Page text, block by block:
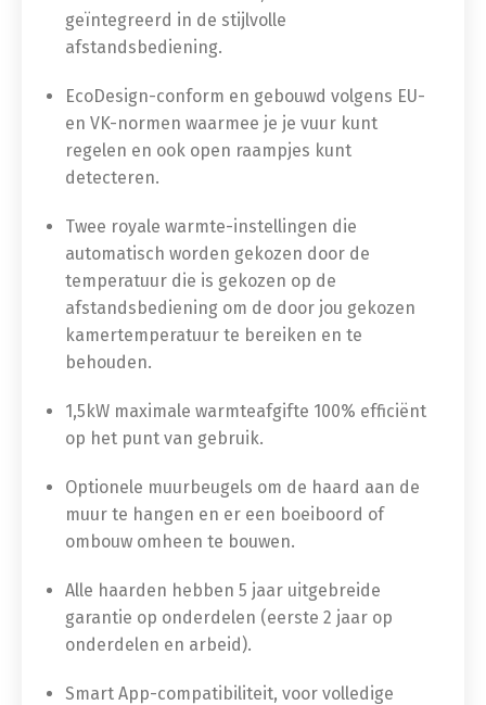
geïntegreerd in de stijlvolle
afstandsbediening.
EcoDesign-conform en gebouwd volgens EU-
en VK-normen waarmee je je vuur kunt
regelen en ook open raampjes kunt
detecteren.
Twee royale warmte-instellingen die
automatisch worden gekozen door de
temperatuur die is gekozen op de
afstandsbediening om de door jou gekozen
kamertemperatuur te bereiken en te
behouden.
1,5kW maximale warmteafgifte 100% efficiënt
op het punt van gebruik.
Optionele muurbeugels om de haard aan de
muur te hangen en er een boeiboord of
ombouw omheen te bouwen.
Alle haarden hebben 5 jaar uitgebreide
garantie op onderdelen (eerste 2 jaar op
onderdelen en arbeid).
Smart App-compatibiliteit, voor volledige